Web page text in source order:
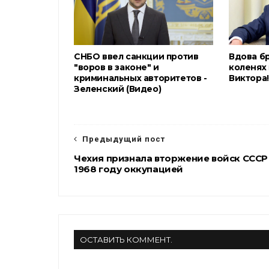
СНБО ввел санкции против
"воров в законе" и
криминальных авторитетов -
Зеленский (Видео)
Вдова
коленях
Предыдущий пост
Чехия признала вторжение войск СССР
1968 году оккупацией
ОСТАВИТЬ КОММЕНТ.